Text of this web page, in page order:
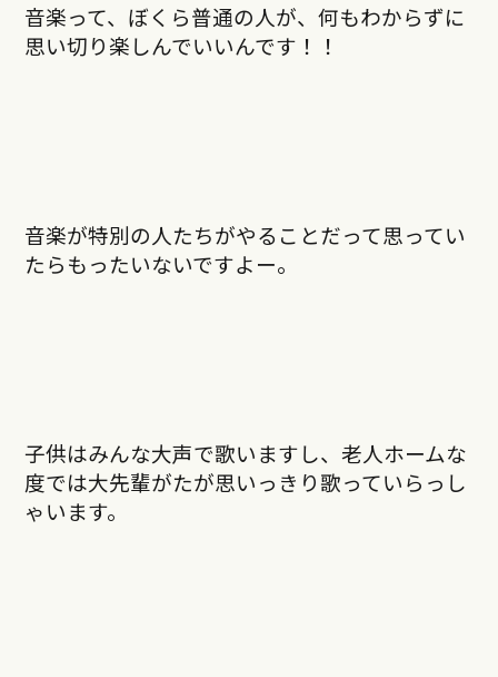
音楽って、ぼくら普通の人が、何もわからずに
思い切り楽しんでいいんです！！
音楽が特別の人たちがやることだって思ってい
たらもったいないですよー。
子供はみんな大声で歌いますし、老人ホームな
度では大先輩がたが思いっきり歌っていらっし
ゃいます。